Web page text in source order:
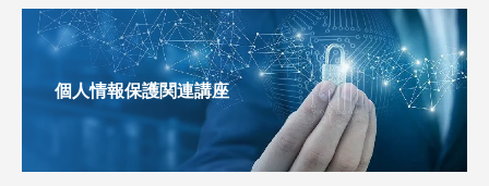
個人情報保護関連講座